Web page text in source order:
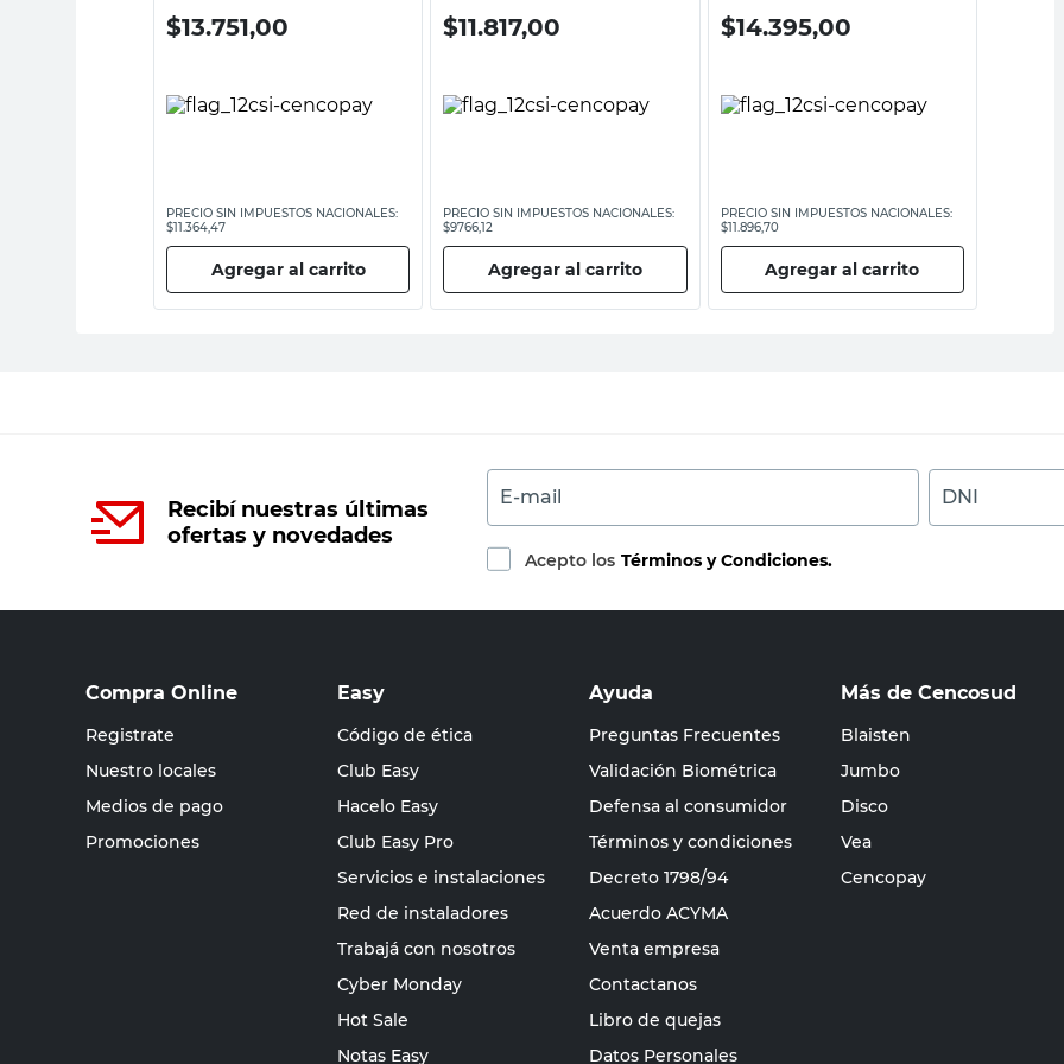
$13.751,00
PRECIO SIN IMPUESTOS NACIONALES:
$11.364,47
Agregar al carrito
$11.817,00
PRECIO SIN IMPUESTOS NACIONALES:
$9766,12
Agregar al carrito
$14.395,00
PRECIO SIN IMPUESTOS NACIONALES:
$11.896,70
Agregar al carrito
Recibí nuestras últimas
ofertas y novedades
E-mail DNI
Acepto los Términos y Condiciones.
Compra Online
Registrate
Nuestro locales
Medios de pago
Promociones
Easy
Código de ética
Club Easy
Hacelo Easy
Club Easy Pro
Servicios e instalaciones
Red de instaladores
Trabajá con nosotros
Cyber Monday
Hot Sale
Notas Easy
Ayuda
Preguntas Frecuentes
Validación Biométrica
Defensa al consumidor
Términos y condiciones
Decreto 1798/94
Acuerdo ACYMA
Venta empresa
Contactanos
Libro de quejas
Datos Personales
Más de Cencosud
Blaisten
Jumbo
Disco
Vea
Cencopay